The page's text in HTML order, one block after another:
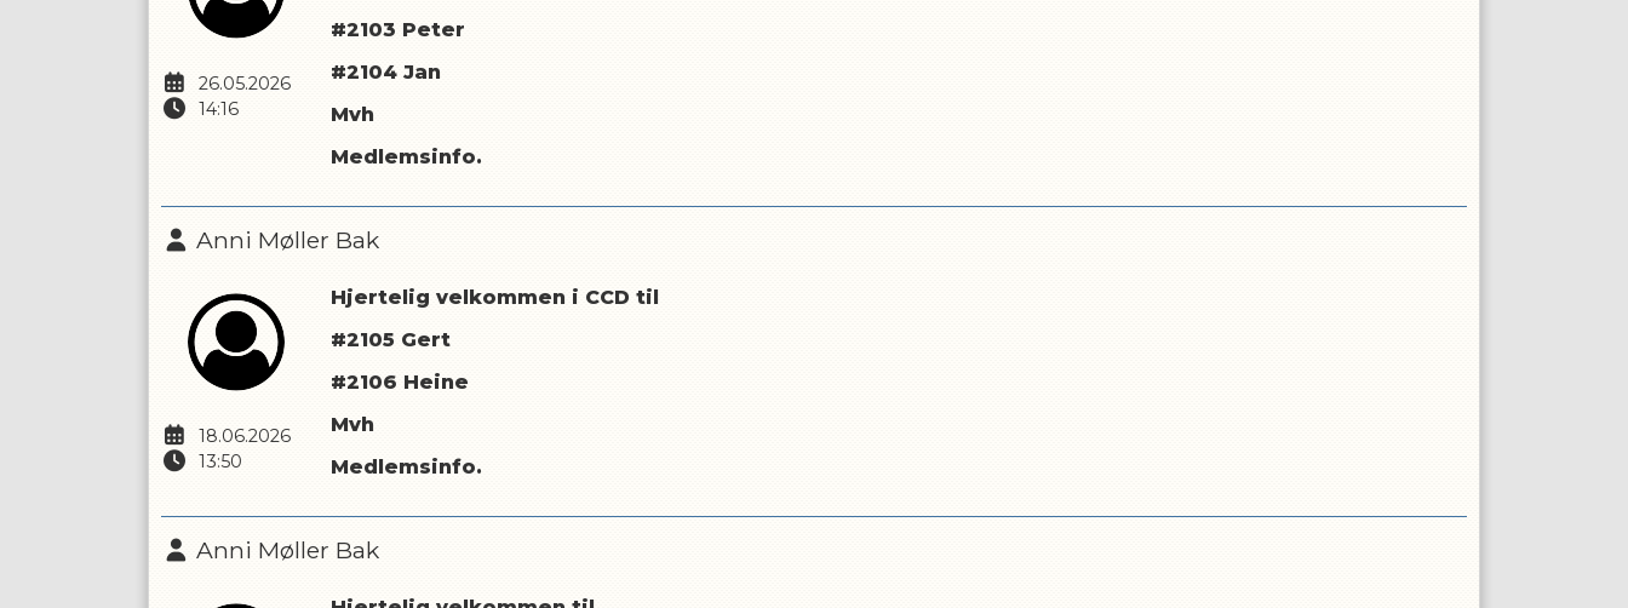
26.05.2026
14:16
#2103 Peter
#2104 Jan
Mvh
Medlemsinfo.
Anni Møller Bak
18.06.2026
13:50
Hjertelig velkommen i CCD til
#2105 Gert
#2106 Heine
Mvh
Medlemsinfo.
Anni Møller Bak